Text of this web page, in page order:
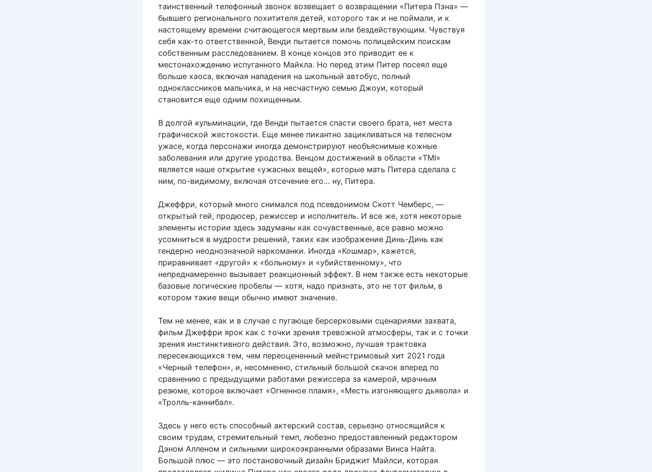
таинственный телефонный звонок возвещает о возвращении «Питера Пэна» —
бывшего регионального похитителя детей, которого так и не поймали, и к
настоящему времени считающегося мертвым или бездействующим. Чувствуя
себя как-то ответственной, Венди пытается помочь полицейским поискам
собственным расследованием. В конце концов это приводит ее к
местонахождению испуганного Майкла. Но перед этим Питер посеял еще
больше хаоса, включая нападения на школьный автобус, полный
одноклассников мальчика, и на несчастную семью Джоуи, который
становится еще одним похищенным.
В долгой кульминации, где Венди пытается спасти своего брата, нет места
графической жестокости. Еще менее пикантно зацикливаться на телесном
ужасе, когда персонажи иногда демонстрируют необъяснимые кожные
заболевания или другие уродства. Венцом достижений в области «TMI»
является наше открытие «ужасных вещей», которые мать Питера сделала с
ним, по-видимому, включая отсечение его… ну, Питера.
Джеффри, который много снимался под псевдонимом Скотт Чемберс, —
открытый гей, продюсер, режиссер и исполнитель. И все же, хотя некоторые
элементы истории здесь задуманы как сочувственные, все равно можно
усомниться в мудрости решений, таких как изображение Динь-Динь как
гендерно неоднозначной наркоманки. Иногда «Кошмар», кажется,
приравнивает «другой» к «больному» и «убийственному», что
непреднамеренно вызывает реакционный эффект. В нем также есть некоторые
базовые логические пробелы — хотя, надо признать, это не тот фильм, в
котором такие вещи обычно имеют значение.
Тем не менее, как и в случае с пугающе берсерковыми сценариями захвата,
фильм Джеффри ярок как с точки зрения тревожной атмосферы, так и с точки
зрения инстинктивного действия. Это, возможно, лучшая трактовка
пересекающихся тем, чем переоцененный мейнстримовый хит 2021 года
«Черный телефон», и, несомненно, стильный большой скачок вперед по
сравнению с предыдущими работами режиссера за камерой, мрачным
резюме, которое включает «Огненное пламя», «Месть изгоняющего дьявола» и
«Тролль-каннибал».
Здесь у него есть способный актерский состав, серьезно относящийся к
своим трудам, стремительный темп, любезно предоставленный редактором
Дэном Алленом и сильными широкоэкранными образами Винса Найта.
Большой плюс — это постановочный дизайн Бриджит Майлси, которая